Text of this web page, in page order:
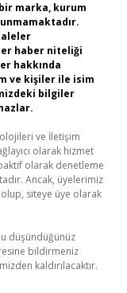
marka, kurum
haber niteliği
hakkında
ve kişiler ile isim
bilgiler
ve İletişim
olarak hizmet
olarak denetleme
Ancak, üyelerimiz
siteye üye olarak
düşündüğünüz
bildirmeniz
kaldırılacaktır.